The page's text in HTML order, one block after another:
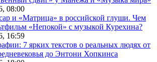
08:00
и «Матрица» в российской глуши. Чем
«Непокой» с музыкой Курехина?
16:59
7 ярких текстов о реальных людях от
до Энтони Хопкинса